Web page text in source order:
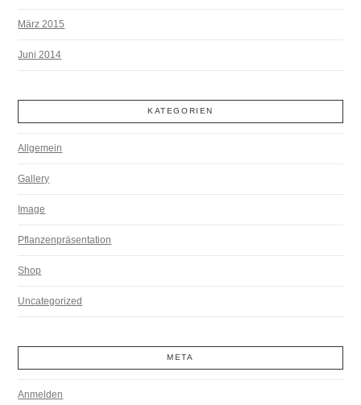
März 2015
Juni 2014
KATEGORIEN
Allgemein
Gallery
Image
Pflanzenpräsentation
Shop
Uncategorized
META
Anmelden